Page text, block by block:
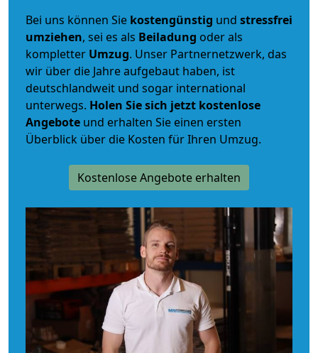
Bei uns können Sie kostengünstig und stressfrei
umziehen, sei es als Beiladung oder als
kompletter Umzug. Unser Partnernetzwerk, das
wir über die Jahre aufgebaut haben, ist
deutschlandweit und sogar international
unterwegs. Holen Sie sich jetzt kostenlose
Angebote und erhalten Sie einen ersten
Überblick über die Kosten für Ihren Umzug.
Kostenlose Angebote erhalten